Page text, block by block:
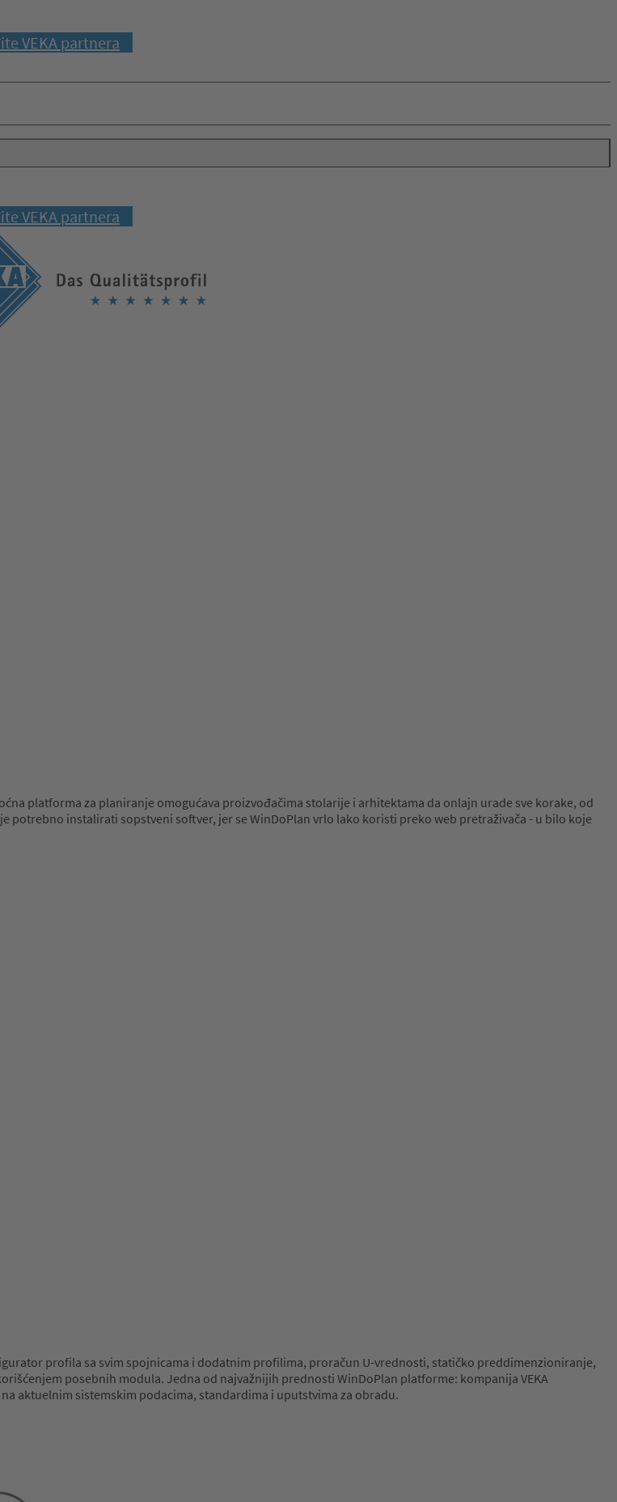
VEKA partnera
VEKA partnera
platforma za planiranje omogućava proizvođačima stolarije i arhitektama da onlajn urade sve korake, od
instalirati sopstveni softver, jer se WinDoPlan vrlo lako koristi preko web pretraživača - u bilo koje
profila sa svim spojnicama i dodatnim profilima, proračun U-vrednosti, statičko preddimenzioniranje,
posebnih modula. Jedna od najvažnijih prednosti WinDoPlan platforme: kompanija VEKA
aktuelnim sistemskim podacima, standardima i uputstvima za obradu.